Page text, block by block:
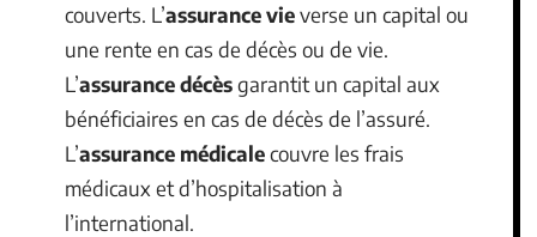
couverts. L’assurance vieverse un capital ou
une rente en cas de décès ou de vie.
L’assurance décèsgarantit un capital aux
bénéficiaires en cas de décès de l’assuré.
L’assurance médicalecouvre les frais
médicaux et d’hospitalisation à
l’international.